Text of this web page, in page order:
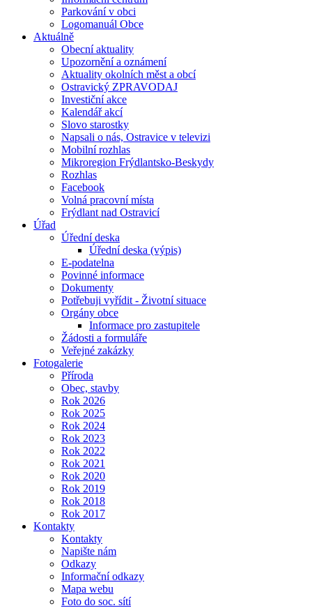
Parkování v obci
Logomanuál Obce
Aktuálně
Obecní aktuality
Upozornění a oznámení
Aktuality okolních měst a obcí
Ostravický ZPRAVODAJ
Investiční akce
Kalendář akcí
Slovo starostky
Napsali o nás, Ostravice v televizi
Mobilní rozhlas
Mikroregion Frýdlantsko-Beskydy
Rozhlas
Facebook
Volná pracovní místa
Frýdlant nad Ostravicí
Úřad
Úřední deska
Úřední deska (výpis)
E-podatelna
Povinné informace
Dokumenty
Potřebuji vyřídit - Životní situace
Orgány obce
Informace pro zastupitele
Žádosti a formuláře
Veřejné zakázky
Fotogalerie
Příroda
Obec, stavby
Rok 2026
Rok 2025
Rok 2024
Rok 2023
Rok 2022
Rok 2021
Rok 2020
Rok 2019
Rok 2018
Rok 2017
Kontakty
Kontakty
Napište nám
Odkazy
Informační odkazy
Mapa webu
Foto do soc. sítí